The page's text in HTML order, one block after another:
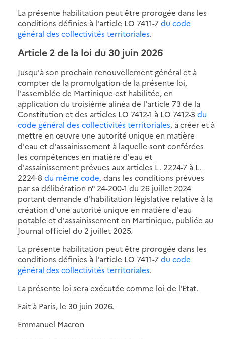
La présente habilitation peut être prorogée dans les
conditions définies à l'article LO 7411-7du code
général des collectivités territoriales.
Article 2 de la loi du 30 juin 2026
Jusqu'à son prochain renouvellement général et à
compter de la promulgation de la présente loi,
l'assemblée de Martinique est habilitée, en
application du troisième alinéa de l'article 73 de la
Constitution et des articles LO 7412-1 à LO 7412-3 du
code général des collectivités territoriales, à créer et à
mettre en œuvre une autorité unique en matière
d'eau et d'assainissement à laquelle sont conférées
les compétences en matière d'eau et
d'assainissement prévues aux articles L. 2224-7 à L.
2224-8du même code, dans les conditions prévues
par sa délibération n° 24-200-1 du 26 juillet 2024
portant demande d'habilitation législative relative à la
création d'une autorité unique en matière d'eau
potable et d'assainissement en Martinique, publiée au
Journal officiel du 2 juillet 2025.
La présente habilitation peut être prorogée dans les
conditions définies à l'article LO 7411-7du code
général des collectivités territoriales.
La présente loi sera exécutée comme loi de l'Etat.
Fait à Paris, le 30 juin 2026.
Emmanuel Macron